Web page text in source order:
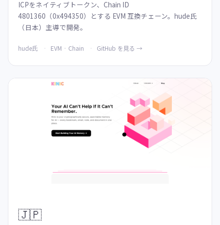
ICPをネイティブトークン、Chain ID
4801360（0x494350）とする EVM 互換チェーン。hude氏
（日本）主導で開発。
hude氏 EVM · Chain GitHub を見る →
🇯🇵